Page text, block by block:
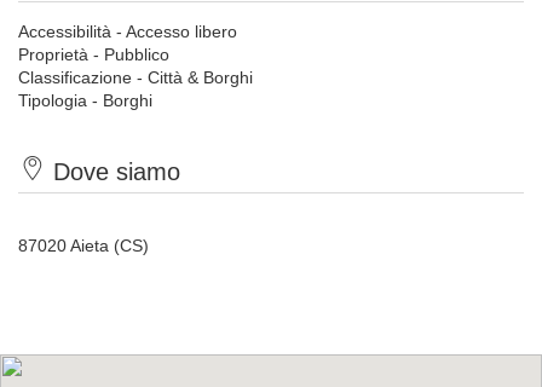
Accessibilità - Accesso libero
Proprietà - Pubblico
Classificazione - Città & Borghi
Tipologia - Borghi
Dove siamo
87020 Aieta (CS)